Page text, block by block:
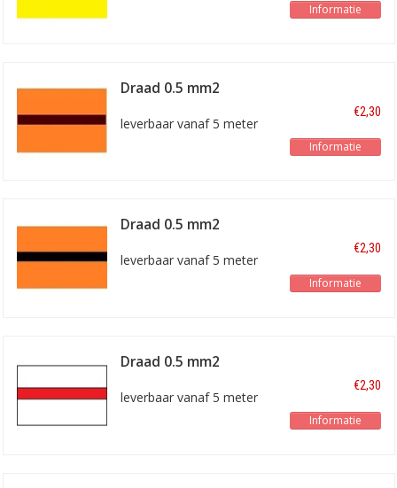
Informatie
Draad 0.5 mm2
leverbaar vanaf 5 meter
€2,30
Informatie
Draad 0.5 mm2
leverbaar vanaf 5 meter
€2,30
Informatie
Draad 0.5 mm2
leverbaar vanaf 5 meter
€2,30
Informatie